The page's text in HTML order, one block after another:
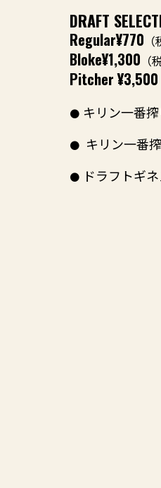
DRAFT
Regular¥770
Bloke¥1,300 （
Pitcher¥3,500
キリン一番搾
キリン一番
ドラフトギ